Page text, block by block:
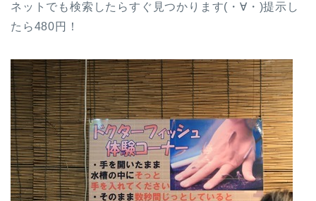
ネットでも検索したらすぐ見つかります(・∀・)提示し
たら480円！